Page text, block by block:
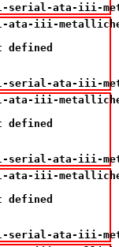
serial-ata-iii-
defined
serial-ata-iii-
defined
serial-ata-iii-
defined
serial-ata-iii-